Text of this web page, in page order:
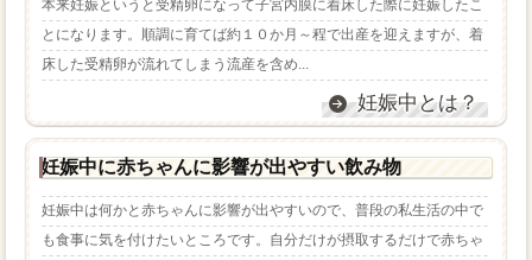
本来妊娠というと受精卵になって子宮内膜に着床した際に妊娠したこ
とになります。順調に育てば約１０か月～程で出産を迎えますが、着
床した受精卵が流れてしまう流産を含め...
妊娠中とは？
妊娠中に赤ちゃんに影響が出やすい飲み物
妊娠中は何かと赤ちゃんに影響が出やすいので、普段の私生活の中で
も食事に気を付けたいところです。自分だけが摂取するだけで赤ちゃ